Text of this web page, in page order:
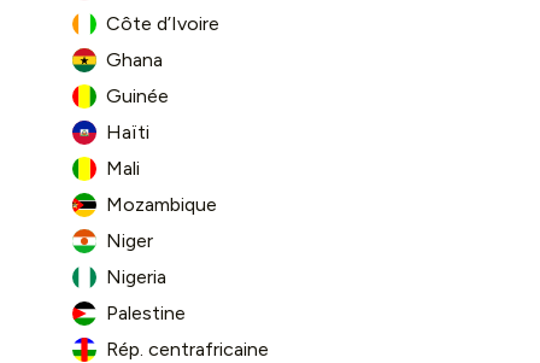
Côte d’Ivoire
Ghana
Guinée
Haïti
Mali
Mozambique
Niger
Nigeria
Palestine
Rép. centrafricaine